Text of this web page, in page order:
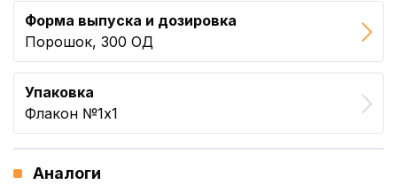
Форма выпуска и дозировка
Порошок, 300 ОД
Упаковка
Флакон №1x1
Аналоги